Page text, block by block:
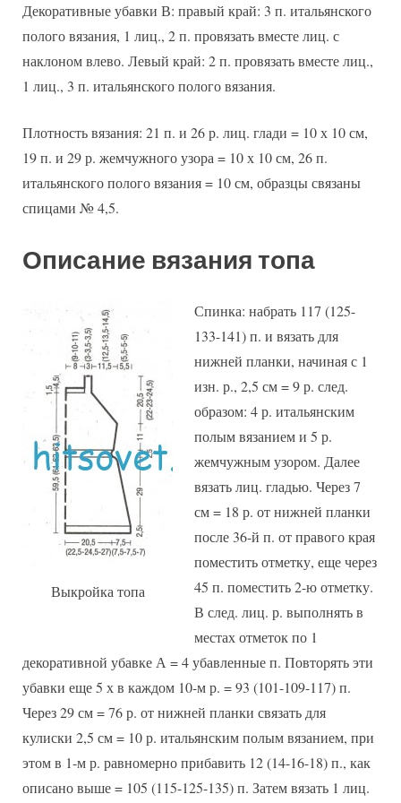
Декоративные убавки В: правый край: 3 п. итальянского
полого вязания, 1 лиц., 2 п. провязать вместе лиц. с
наклоном влево. Левый край: 2 п. провязать вместе лиц.,
1 лиц., 3 п. итальянского полого вязания.
Плотность вязания: 21 п. и 26 р. лиц. глади = 10 х 10 см,
19 п. и 29 р. жемчужного узора = 10 х 10 см, 26 п.
итальянского полого вязания = 10 см, образцы связаны
спицами № 4,5.
Описание вязания топа
Выкройка топа
Спинка: набрать 117 (125-
133-141) п. и вязать для
нижней планки, начиная с 1
изн. р., 2,5 см = 9 р. след.
образом: 4 р. итальянским
полым вязанием и 5 р.
жемчужным узором. Далее
вязать лиц. гладью. Через 7
см = 18 р. от нижней планки
после 36-й п. от правого края
поместить отметку, еще через
45 п. поместить 2-ю отметку.
В след. лиц. р. выполнять в
местах отметок по 1
декоративной убавке А = 4 убавленные п. Повторять эти
убавки еще 5 х в каждом 10-м р. = 93 (101-109-117) п.
Через 29 см = 76 р. от нижней планки связать для
кулиски 2,5 см = 10 р. итальянским полым вязанием, при
этом в 1-м р. равномерно прибавить 12 (14-16-18) п., как
описано выше = 105 (115-125-135) п. Затем вязать 1 лиц.